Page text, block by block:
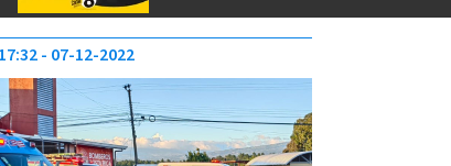
17:32 07-12-2022